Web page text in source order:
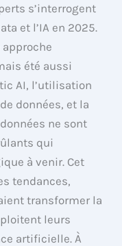
s’interrogent
et l’IA en 2025.
été aussi
AI, l’utilisation
données, et la
ne sont
qui
à venir. Cet
tendances,
transformer la
leurs
artificielle. À